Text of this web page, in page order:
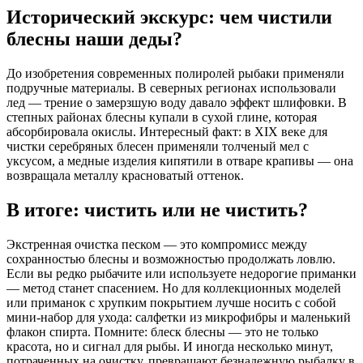
Исторический экскурс: чем чистили
блесны наши деды?
До изобретения современных полиролей рыбаки применяли
подручные материалы. В северных регионах использовали
лед — трение о замерзшую воду давало эффект шлифовки. В
степных районах блесны купали в сухой глине, которая
абсорбировала окислы. Интересный факт: в XIX веке для
чистки серебряных блесен применяли толченый мел с
уксусом, а медные изделия кипятили в отваре крапивы — она
возвращала металлу красноватый оттенок.
В итоге: чистить или не чистить?
Экстренная очистка песком — это компромисс между
сохранностью блесны и возможностью продолжать ловлю.
Если вы редко рыбачите или используете недорогие приманки
— метод станет спасением. Но для коллекционных моделей
или приманок с хрупким покрытием лучше носить с собой
мини-набор для ухода: салфетки из микрофибры и маленький
флакон спирта. Помните: блеск блесны — это не только
красота, но и сигнал для рыбы. И иногда несколько минут,